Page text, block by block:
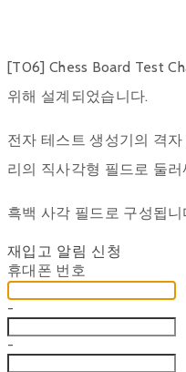
[T06] Chess Board Test
위해 설계되었습니다.
전자 테스트 생성기의 격
리의 직사각형 필드로 둘러
흑백 사각 필드로 구성됩니
재입고 알림 신청
휴대폰 번호
-
-